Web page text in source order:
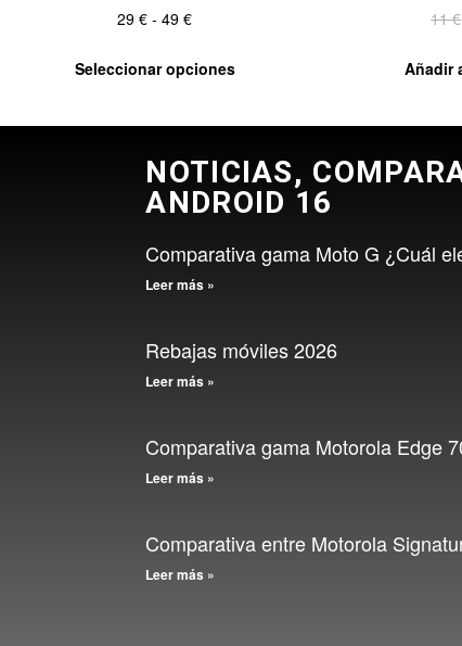
29 € - 49 €
Seleccionar opciones
11€
Añadir
NOTICIAS,
ANDROID 16
Comparativa gama Moto G ¿Cuál
Leer más »
Rebajas móviles 2026
Leer más »
Comparativa gama Motorola Edge
Leer más »
Comparativa entre Motorola
Leer más »